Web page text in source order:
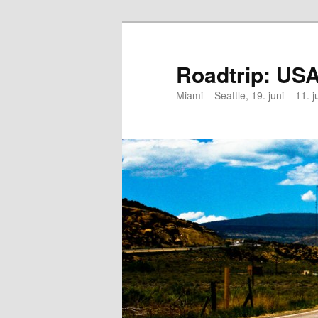
Roadtrip:
Miami – Seattle, 19. juni – 11.